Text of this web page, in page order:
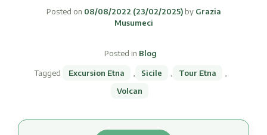
Posted on 08/08/2022 (23/02/2025) byGrazia
Musumeci
Posted in Blog
Tagged Excursion Etna Sicile Tour Etna
Volcan